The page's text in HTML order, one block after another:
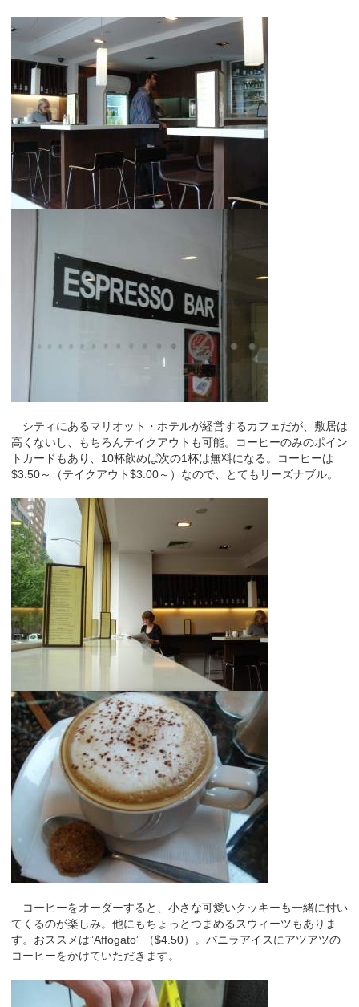
シティにあるマリオット・ホテルが経営するカフェだが、敷居は
高くないし、もちろんテイクアウトも可能。コーヒーのみのポイン
トカードもあり、10杯飲めば次の1杯は無料になる。コーヒーは
$3.50～（テイクアウト$3.00～）なので、とてもリーズナブル。
コーヒーをオーダーすると、小さな可愛いクッキーも一緒に付い
てくるのが楽しみ。他にもちょっとつまめるスウィーツもありま
す。おススメは”Affogato” （$4.50）。バニラアイスにアツアツの
コーヒーをかけていただきます。